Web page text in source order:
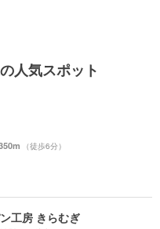
人気スポット
（徒歩6分）
工房 きらむぎ